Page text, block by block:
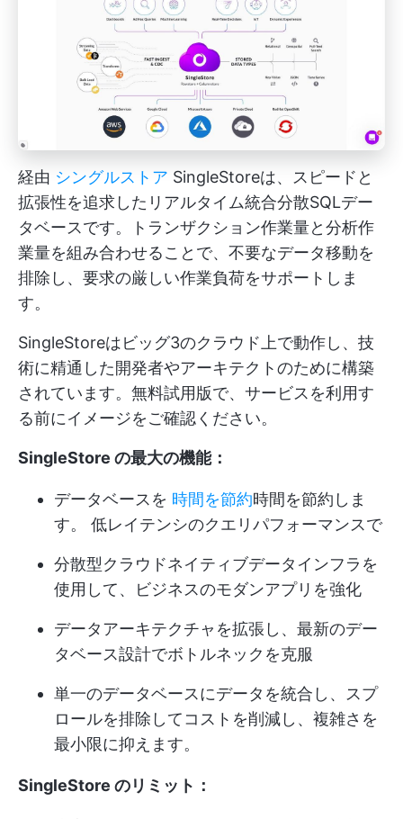
経由 シングルストア SingleStoreは、スピードと
拡張性を追求したリアルタイム統合分散SQLデー
タベースです。トランザクション作業量と分析作
業量を組み合わせることで、不要なデータ移動を
排除し、要求の厳しい作業負荷をサポートしま
す。
SingleStoreはビッグ3のクラウド上で動作し、技
術に精通した開発者やアーキテクトのために構築
されています。無料試用版で、サービスを利用す
る前にイメージをご確認ください。
SingleStore の最大の機能：
データベースを 時間を節約時間を節約しま
す。 低レイテンシのクエリパフォーマンスで
分散型クラウドネイティブデータインフラを
使用して、ビジネスのモダンアプリを強化
データアーキテクチャを拡張し、最新のデー
タベース設計でボトルネックを克服
単一のデータベースにデータを統合し、スプ
ロールを排除してコストを削減し、複雑さを
最小限に抑えます。
SingleStore のリミット：